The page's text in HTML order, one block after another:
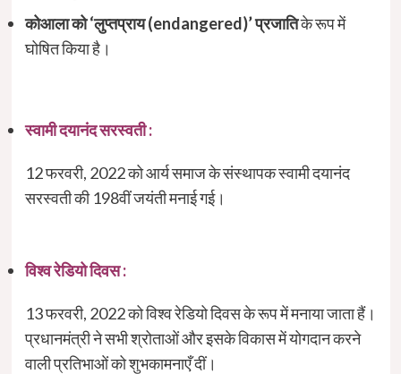
कोआला को ‘लुप्तप्राय (endangered)’ प्रजातिके रूप में
घोषित किया है।
स्वामी दयानंद सरस्वती :
12 फरवरी, 2022 को आर्य समाज के संस्थापक स्वामी दयानंद
सरस्वती की 198वीं जयंती मनाई गई।
विश्व रेडियो दिवस :
13 फरवरी, 2022 को विश्व रेडियो दिवस के रूप में मनाया जाता हैं।
प्रधानमंत्री ने सभी श्रोताओं और इसके विकास में योगदान करने
वाली प्रतिभाओं को शुभकामनाएँ दीं।